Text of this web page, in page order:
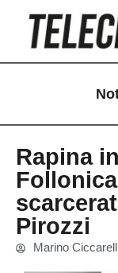
contenuto
Rapina
Pirozzi
Marino